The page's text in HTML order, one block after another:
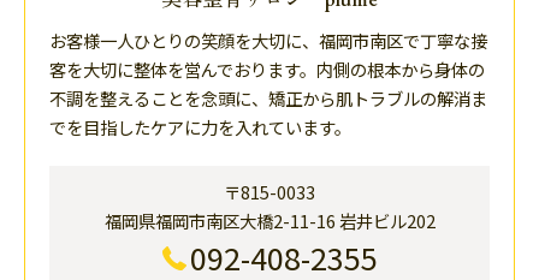
お客様一人ひとりの笑顔を大切に、福岡市南区で丁寧な接
客を大切に整体を営んでおります。内側の根本から身体の
不調を整えることを念頭に、矯正から肌トラブルの解消ま
でを目指したケアに力を入れています。
〒815-0033
福岡県福岡市南区大橋2-11-16 岩井ビル202
092-408-2355